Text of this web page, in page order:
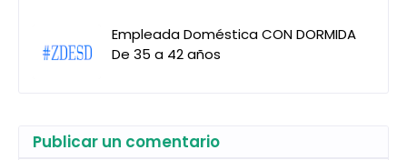
Empleada Doméstica CON DORMIDA
De 35 a 42 años
Publicar un comentario